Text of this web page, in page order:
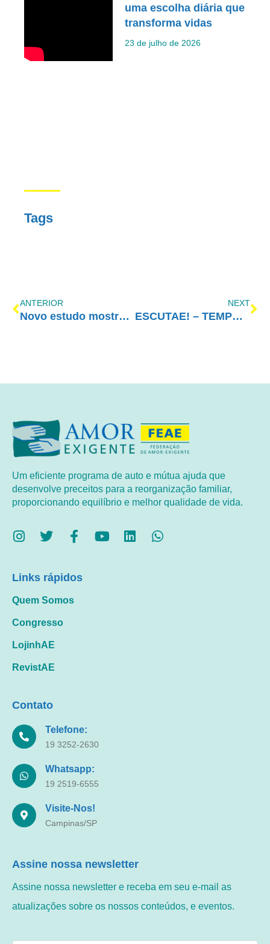
uma escolha diária que
transforma vidas
23 de julho de 2026
Tags
ANTERIOR
Novo estudo mostra que uso de maconha na adolescência pode atrapalhar o desenvolvimento do cérebro
NEXT
ESCUTAE! – TEMPORADA 2 – EPISÓDIO 25
Um eficiente programa de auto e mútua ajuda que
desenvolve preceitos para a reorganização familiar,
proporcionando equilíbrio e melhor qualidade de vida.
Links rápidos
Quem Somos
Congresso
LojinhAE
RevistAE
Contato
Telefone:
19 3252-2630
Whatsapp:
19 2519-6555
Visite-Nos!
Campinas/SP
Assine nossa newsletter
Assine nossa newsletter e receba em seu e-mail as
atualizações sobre os nossos conteúdos, e eventos.